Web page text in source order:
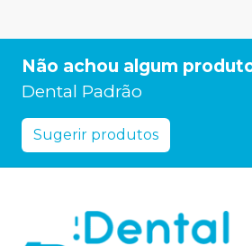
Não achou algum
Dental Padrão
Sugerir produtos